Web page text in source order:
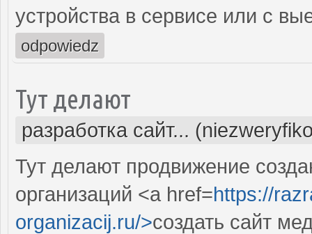
устройства в сервисе или с
odpowiedz
Тут делают
разработка сайт...
Тут делают продвижение
организаций <a href=https://
organizacij.ru/>создать сайт